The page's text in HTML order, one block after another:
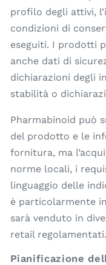
profilo degli attivi,
condizioni di
eseguiti. I prodotti
anche dati di
dichiarazioni degli
stabilità o
Pharmabinoid può
del prodotto e le
fornitura, ma
norme locali, i
linguaggio delle
è particolarmente
sarà venduto in
retail regolamentati.
Pianificazione